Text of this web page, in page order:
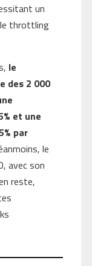
un
throttling
le
des 2 000
et une
par
le
avec son
reste,